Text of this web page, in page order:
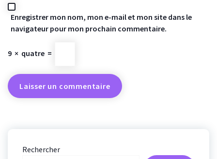
Enregistrer mon nom, mon e-mail et mon site dans le
navigateur pour mon prochain commentaire.
9 × quatre =
Rechercher